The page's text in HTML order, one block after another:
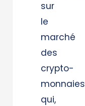
sur
le
marché
des
crypto-
monnaies
qui,